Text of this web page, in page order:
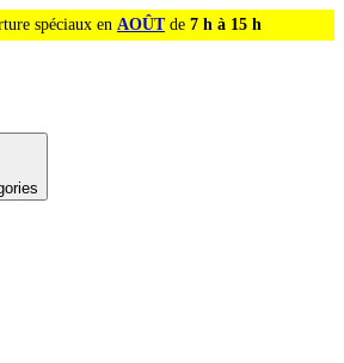
spéciaux en AOÛTde 7 h à 15 h